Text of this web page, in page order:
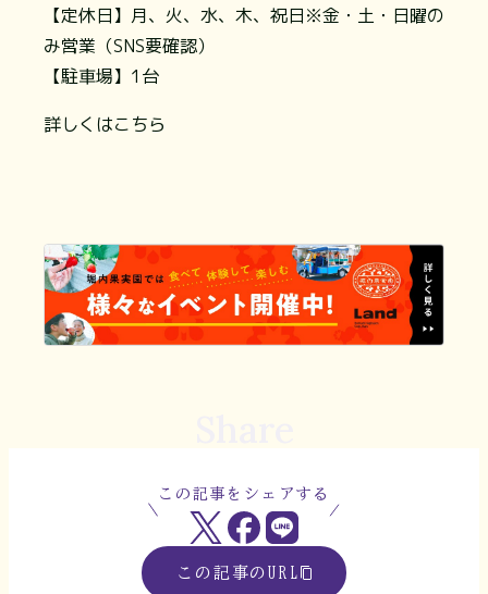
【定休日】月、火、水、木、祝日※金・土・日曜の
み営業（SNS要確認）
【駐車場】1台
詳しくはこちら
この記事をシェアする
この記事のURL